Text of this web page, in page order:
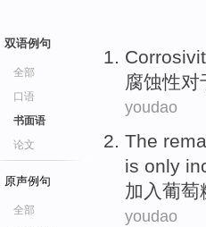
双语例句
全部
口语
书面语
论文
原声例句
全部
腐蚀性对
youdao
The
is only
加入葡萄
youdao